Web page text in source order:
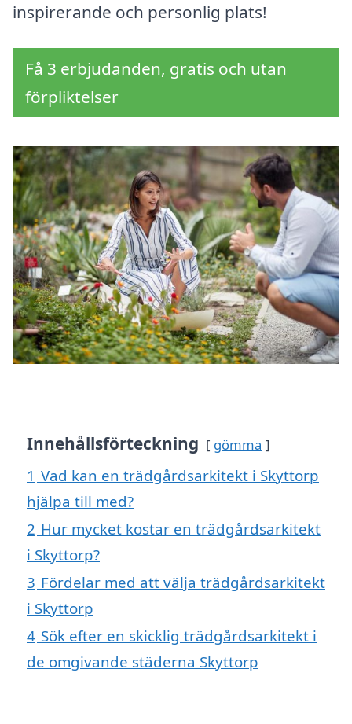
inspirerande och personlig plats!
Få 3 erbjudanden, gratis och utan
förpliktelser
Innehållsförteckning gömma
1 Vad kan en trädgårdsarkitekt i Skyttorp
hjälpa till med?
2 Hur mycket kostar en trädgårdsarkitekt
i Skyttorp?
3 Fördelar med att välja trädgårdsarkitekt
i Skyttorp
4 Sök efter en skicklig trädgårdsarkitekt i
de omgivande städerna Skyttorp